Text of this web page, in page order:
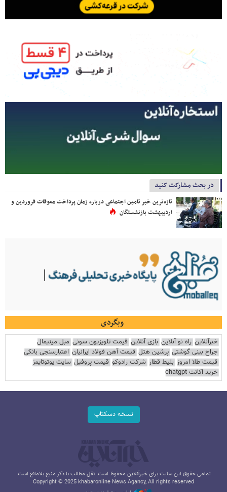
در بحث مشارکت کنید
تازه‌ترین خبر تامین اجتماعی درباره زمان پرداخت معوقات فروردین و
اردیبهشت بازنشستگان
وبگردی
خبرآنلاین راه نو آنلاین بازی آنلاین قیمت تلویزیون سونی مبل مینیمال
جراح بینی گوشتی پرشین هتل قیمت آهن فولاد ایرانیان اعتبارسنجی بانکی
قیمت طلا امروز بلیط قطار شرکت رادوکو قیمت پروفیل سایت یوتوتایمز
خرید اکانت chatgpt
نسخه دسکتاپ
تمامی حقوق این سایت برای خبرآنلاین محفوظ است. نقل مطالب با ذکر منبع بلامانع است.
Copyright © 2025 khabaronline News Agancy, All rights reserved